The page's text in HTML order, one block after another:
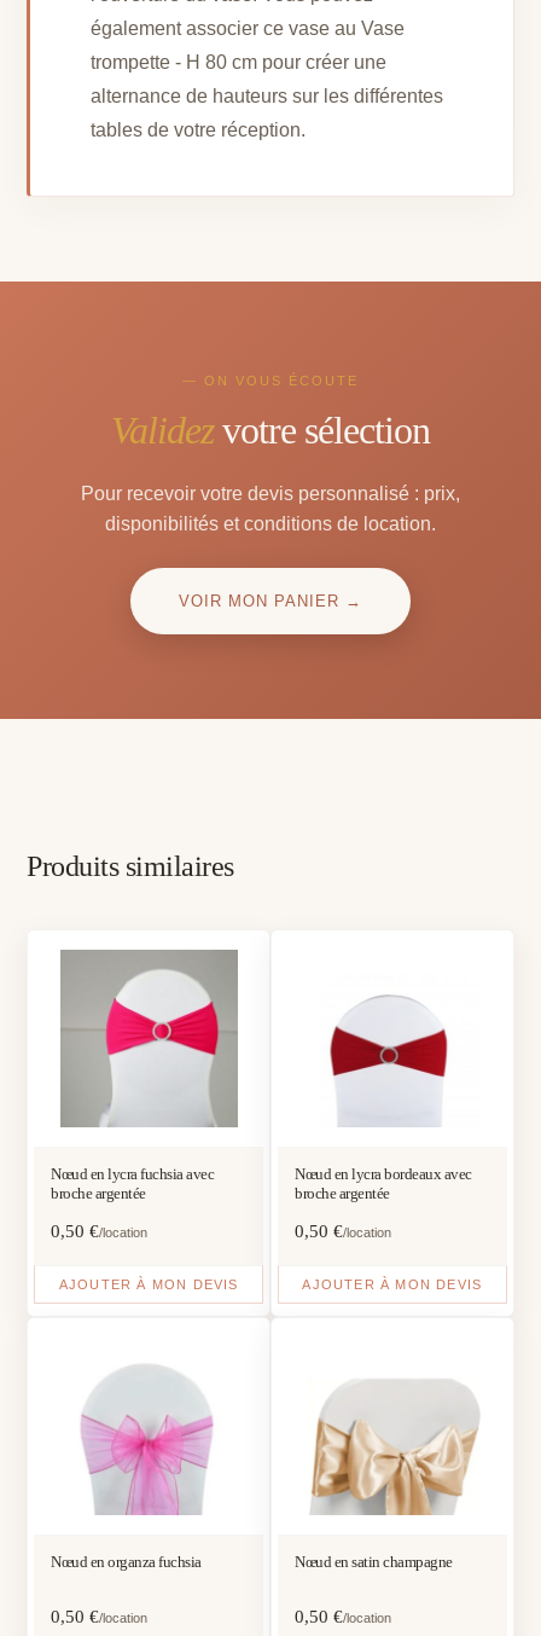
également associer ce vase au Vase
trompette - H 80 cm pour créer une
alternance de hauteurs sur les différentes
tables de votre réception.
— ON VOUS ÉCOUTE
Validezvotre sélection
Pour recevoir votre devis personnalisé : prix,
disponibilités et conditions de location.
VOIR MON PANIER →
Produits similaires
Nœud en lycra fuchsia avec
broche argentée
0,50€/location
AJOUTER À MON DEVIS
Nœud en lycra bordeaux avec
broche argentée
0,50 €/location
AJOUTER À MON DEVIS
Nœud en organza fuchsia
0,50€/location
Nœud en satin champagne
0,50 €/location